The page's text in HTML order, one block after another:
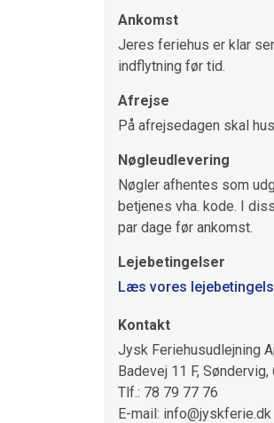
Ankomst
Jeres feriehus er klar
indflytning før tid.
Afrejse
På afrejsedagen skal
Nøgleudlevering
Nøgler afhentes som
betjenes vha. kode. I
par dage før ankomst.
Lejebetingelser
Læs vores
Kontakt
Jysk Feriehusudlejning
Badevej 11 F,
Tlf.: 78 79 77 76
E-mail: info@jyskferie.dk